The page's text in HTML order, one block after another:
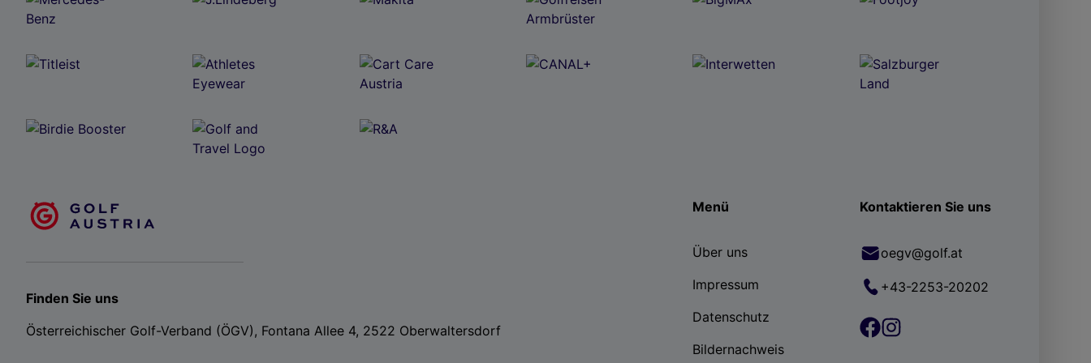
Finden Sie uns
Österreichischer Golf-Verband (ÖGV), Fontana Allee 4, 2522 Oberwaltersdorf
Menü
Über uns
Impressum
Datenschutz
Bildernachweis
Kontaktieren Sie uns
oegv@golf.at
+43-2253-20202